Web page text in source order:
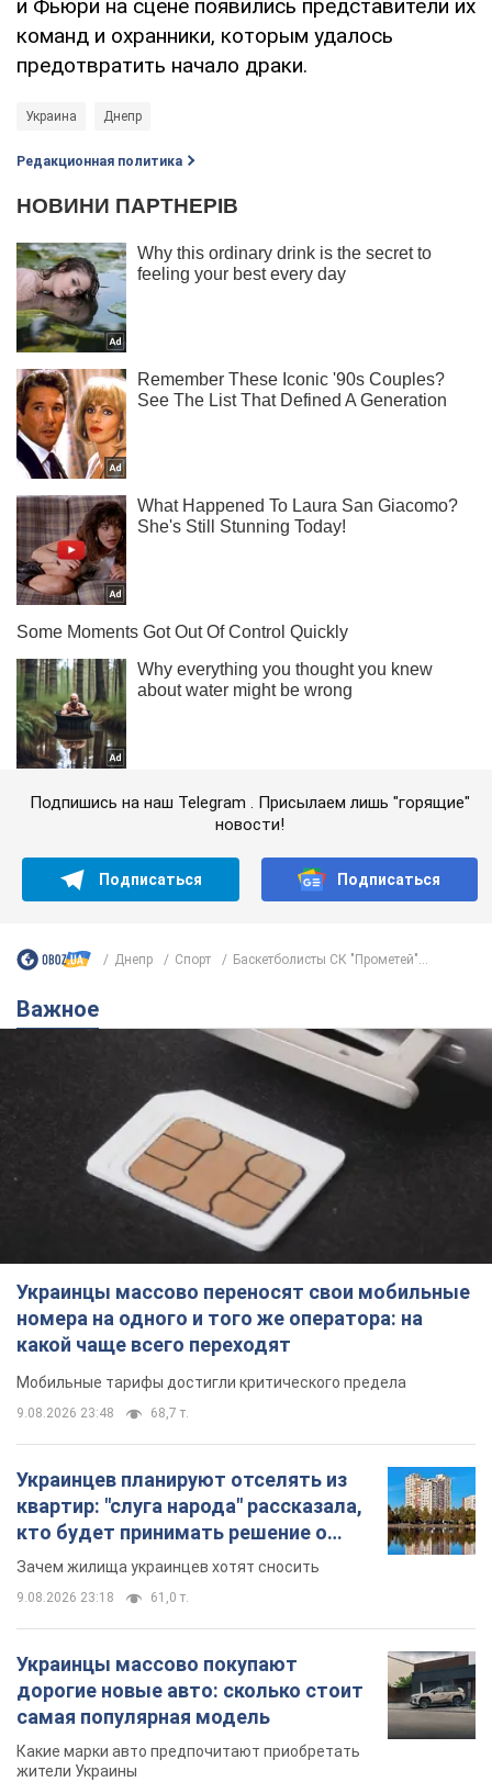
и Фьюри на сцене появились представители их
команд и охранники, которым удалось
предотвратить начало драки.
Украина Днепр
Редакционная политика
Подпишись на наш Telegram . Присылаем лишь "горящие"
новости!
Подписаться Подписаться
Днепр Спорт Баскетболисты СК "Прометей"...
Важное
Украинцы массово переносят свои мобильные
номера на одного и того же оператора: на
какой чаще всего переходят
Мобильные тарифы достигли критического предела
9.08.2026 23:48 68,7 т.
Украинцев планируют отселять из
квартир: "слуга народа" рассказала,
кто будет принимать решение о
сносе домов
Зачем жилища украинцев хотят сносить
9.08.2026 23:18 61,0 т.
Украинцы массово покупают
дорогие новые авто: сколько стоит
самая популярная модель
Какие марки авто предпочитают приобретать
жители Украины